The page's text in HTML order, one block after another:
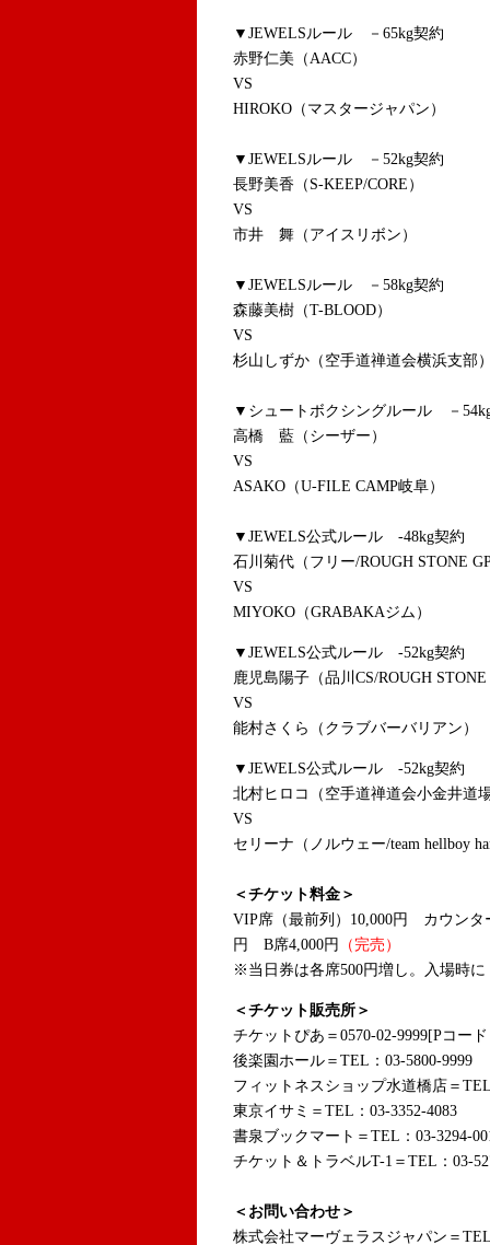
▼JEWELSルール －65kg契約
赤野仁美（AACC）
VS
HIROKO（マスタージャパン）
▼JEWELSルール －52kg契約
長野美香（S-KEEP/CORE）
VS
市井 舞（アイスリボン）
▼JEWELSルール －58kg契約
森藤美樹（T-BLOOD）
VS
杉山しずか（空手道禅道会横浜支部
▼シュートボクシングルール －
高橋 藍（シーザー）
VS
ASAKO（U-FILE CAMP岐阜）
▼JEWELS公式ルール -48kg契約
石川菊代（フリー/ROUGH STONE
VS
MIYOKO（GRABAKAジム）
▼JEWELS公式ルール -52kg契約
鹿児島陽子（品川CS/ROUGH
VS
能村さくら（クラブバーバリアン）
▼JEWELS公式ルール -52kg契約
北村ヒロコ（空手道禅道会小金井道
VS
セリーナ（ノルウェー/team hellboy
＜チケット料金＞
VIP席（最前列）10,000円 カウン
円 B席4,000円
（完売）
※当日券は各席500円増し。入場時に
＜チケット販売所＞
チケットぴあ＝0570-02-9999[Pコー
後楽園ホール＝TEL：03-5800-9999
フィットネスショップ水道橋店＝
東京イサミ＝TEL：03-3352-4083
書泉ブックマート＝TEL：03-3294-
チケット＆トラベルT-1＝TEL：03-
＜お問い合わせ＞
株式会社マーヴェラスジャパン＝